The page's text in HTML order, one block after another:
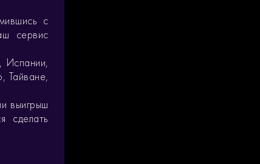
с
сервис
Испании,
Тайване,
выигрыш
сделать